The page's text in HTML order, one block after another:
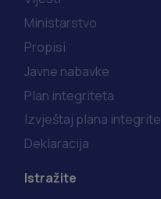
Ministarstvo
Propisi
Javne nabavke
Plan integriteta
Izvještaj plana
Deklaracija
Istražite